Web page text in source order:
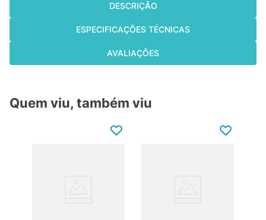
DESCRIÇÃO
ESPECIFICAÇÕES TÉCNICAS
AVALIAÇÕES
Quem viu, também viu